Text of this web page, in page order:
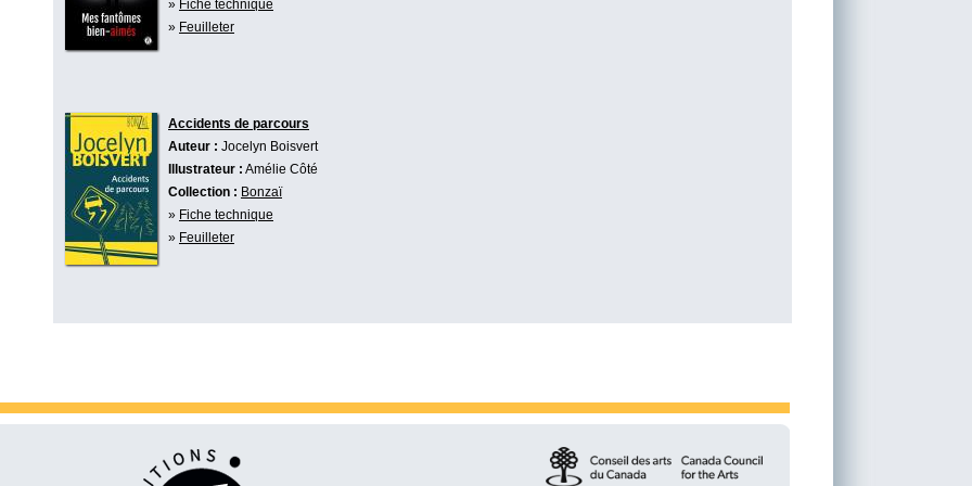
» Fiche technique
» Feuilleter
Accidents de parcours
Auteur : Jocelyn Boisvert
Illustrateur : Amélie Côté
Collection : Bonzaï
» Fiche technique
» Feuilleter